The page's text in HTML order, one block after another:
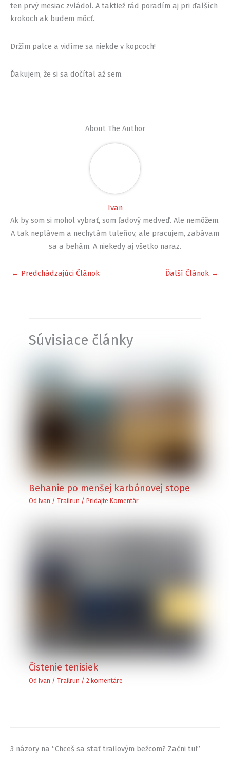
ten prvý mesiac zvládol. A taktiež rád poradím aj pri ďalších
krokoch ak budem môcť.
Držím palce a vidíme sa niekde v kopcoch!
Ďakujem, že si sa dočítal až sem.
About The Author
Ivan
Ak by som si mohol vybrať, som ľadový medveď. Ale nemôžem.
A tak neplávem a nechytám tuleňov, ale pracujem, zabávam
sa a behám. A niekedy aj všetko naraz.
← Predchádzajúci Článok Ďalší Článok →
Súvisiace články
Behanie po menšej karbónovej stope
Od Ivan /Trailrun /Pridajte Komentár
Čistenie tenisiek
Od Ivan /Trailrun /2 komentáre
3 názory na “Chceš sa stať trailovým bežcom? Začni tu!”